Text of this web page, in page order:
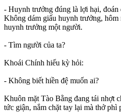
- Huynh trưởng đúng là lợi hại, đoán
Không dám giấu huynh trưởng,
huynh trưởng một người.
- Tìm người của ta?
Khoái Chính hiếu kỳ hỏi:
- Không biết hiền đệ muốn ai?
Khuôn mặt Tào Bằng đang tái nhợt
tức giận, nắm chặt tay lại mà thở phì